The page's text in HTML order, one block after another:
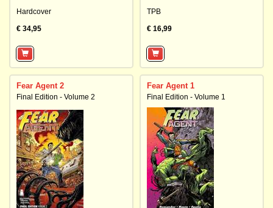
Hardcover
€ 34,95
TPB
€ 16,99
Fear Agent 2
Final Edition - Volume 2
Fear Agent 1
Final Edition - Volume 1